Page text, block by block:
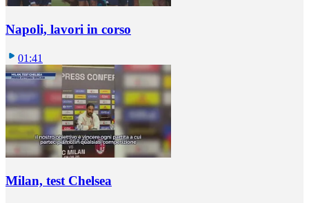
Napoli, lavori in corso
01:41
Milan, test Chelsea